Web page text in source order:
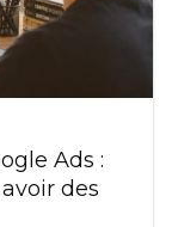
Ads :
des